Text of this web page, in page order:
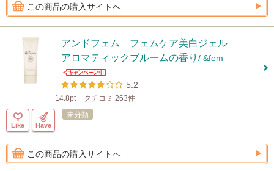
この商品の購入サイトへ
アンドフェム フェムケア美白ジェル
アロマティックブルームの香り / &fem
5.2
14.8pt クチコミ 263件
Like Have
未分類
この商品の購入サイトへ